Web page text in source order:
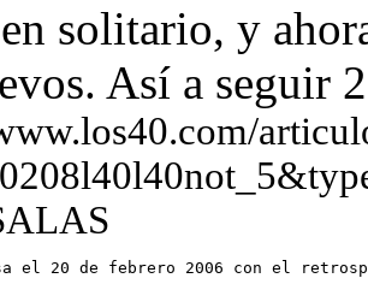
solitario, y
Así a seguir
el 20 de febrero 2006 con el